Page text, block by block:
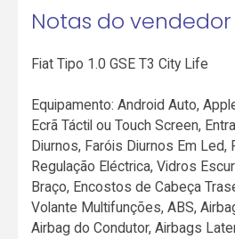
Notas do vendedor
Fiat Tipo 1.0 GSE T3 City Life
Equipamento: Android Auto,
Ecrã Táctil ou Touch Screen,
Diurnos, Faróis Diurnos Em
Regulação Eléctrica, Vidros
Braço, Encostos de Cabeça
Volante Multifunções, ABS,
Airbag do Condutor, Airbags